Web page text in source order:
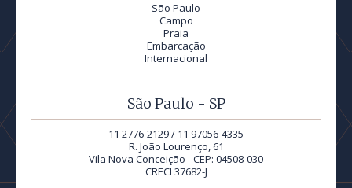
São Paulo
Campo
Praia
Embarcação
Internacional
São Paulo - SP
11 2776-2129 / 11 97056-4335
R. João Lourenço, 61
Vila Nova Conceição - CEP: 04508-030
CRECI 37682-J